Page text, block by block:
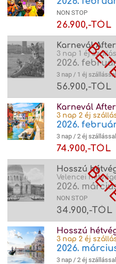
NON STOP
26.900,-TÓL
Karnevál
3 nap 1 éj
2026.
3 nap / 1 éj szállással
56.900,-TÓL
Karnevál
3 nap 2 éj
2026.
3 nap / 2 éj szállással
74.900,-TÓL
Hosszú
Velencei
2026.
NON STOP
34.900,-TÓL
Hosszú
3 nap 2 éj
2026.
3 nap / 2 éj szállással